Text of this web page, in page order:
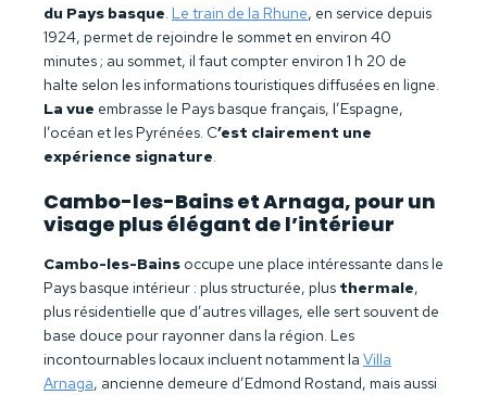
du Pays basque. Le train de la Rhune, en service depuis
1924, permet de rejoindre le sommet en environ 40
minutes ; au sommet, il faut compter environ 1 h 20 de
halte selon les informations touristiques diffusées en ligne.
La vue embrasse le Pays basque français, l’Espagne,
l’océan et les Pyrénées. C’est clairement une
expérience signature.
Cambo-les-Bains et Arnaga, pour un
visage plus élégant de l’intérieur
Cambo-les-Bains occupe une place intéressante dans le
Pays basque intérieur : plus structurée, plus thermale,
plus résidentielle que d’autres villages, elle sert souvent de
base douce pour rayonner dans la région. Les
incontournables locaux incluent notamment la Villa
Arnaga, ancienne demeure d’Edmond Rostand, mais aussi